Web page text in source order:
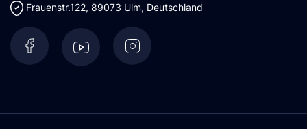
Frauenstr.122, 89073 Ulm, Deutschland